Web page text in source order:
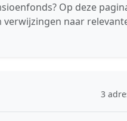
Op deze
verwijzingen naar
3